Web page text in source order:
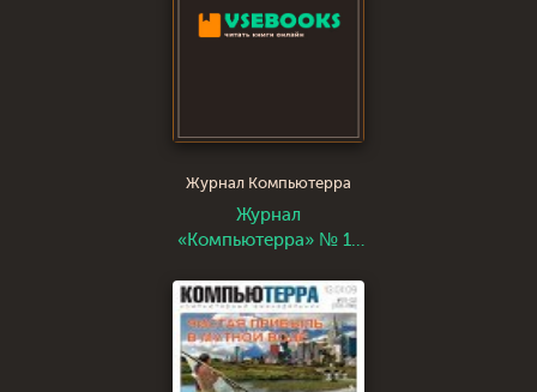
Журнал Компьютерра
Журнал
«Компьютерра» № 11